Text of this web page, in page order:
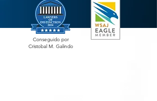
Conseguido por
Cristobal M. Galindo